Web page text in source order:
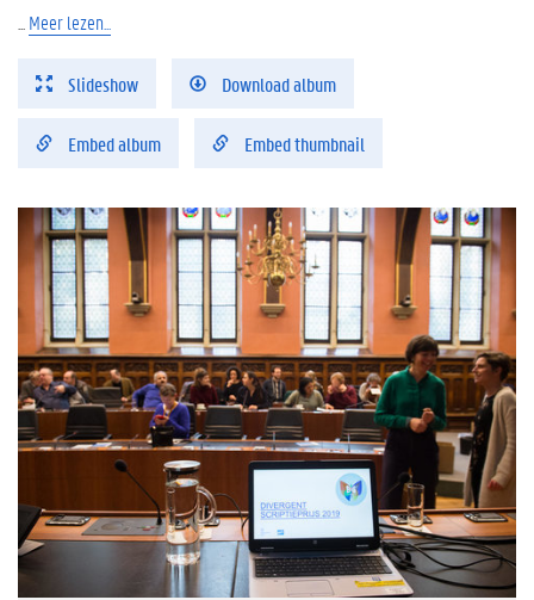
Meer lezen...
Slideshow Download album
Embed album Embed thumbnail